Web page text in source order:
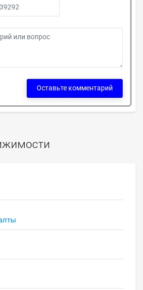
Оставьте комментарий